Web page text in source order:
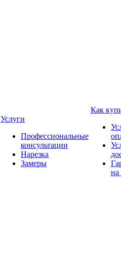
Услуги
Профессиональные
консультации
Нарезка
Замеры
Как
на